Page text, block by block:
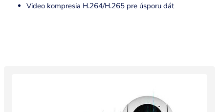
Video kompresia H.264/H.265 pre úsporu dát